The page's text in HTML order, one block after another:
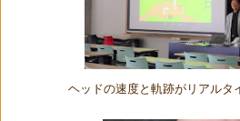
ヘッドの速度と軌跡がリアルタ